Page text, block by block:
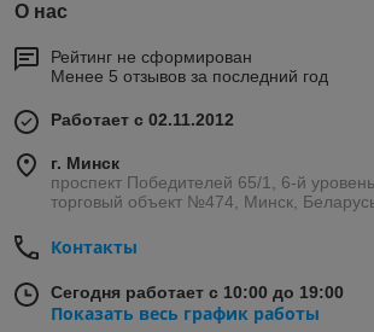
О нас
Рейтинг не сформирован
Менее 5 отзывов за последний год
Работает с 02.11.2012
г. Минск
проспект Победителей 65/1, 6-й
торговый объект №474, Минск,
Контакты
Сегодня работает с 10:00 до 19:00
Показать весь график работы